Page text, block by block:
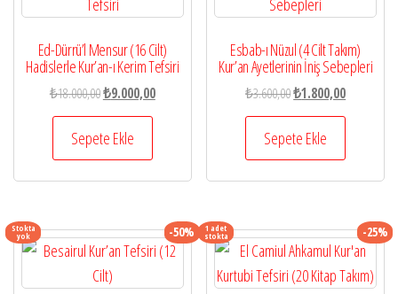
Ed-Dürrü’l Mensur (16 Cilt)
Hadislerle Kur’an-ı Kerim Tefsiri
₺18.000,00Orijinal
fiyat:
₺18.000,00.
₺9.000,00Şu
Sepete Ekle
Esbab-ı Nüzul (4 Cilt Takım)
Kur’an Ayetlerinin İniş Sebepleri
₺3.600,00Orijinal
fiyat:
₺3.600,00.
₺1.800,00Şu
andaki
₺1.800,00.
Sepete Ekle
Stokta
yok -50% 1 adet
stokta -25%